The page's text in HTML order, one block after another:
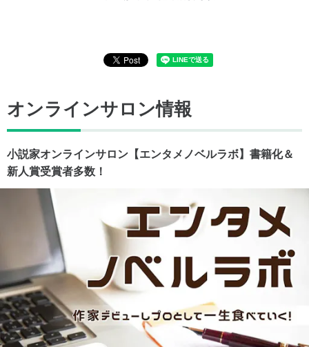
オンラインサロン情報
小説家オンラインサロン【エンタメノベルラボ】書籍化＆
新人賞受賞者多数！